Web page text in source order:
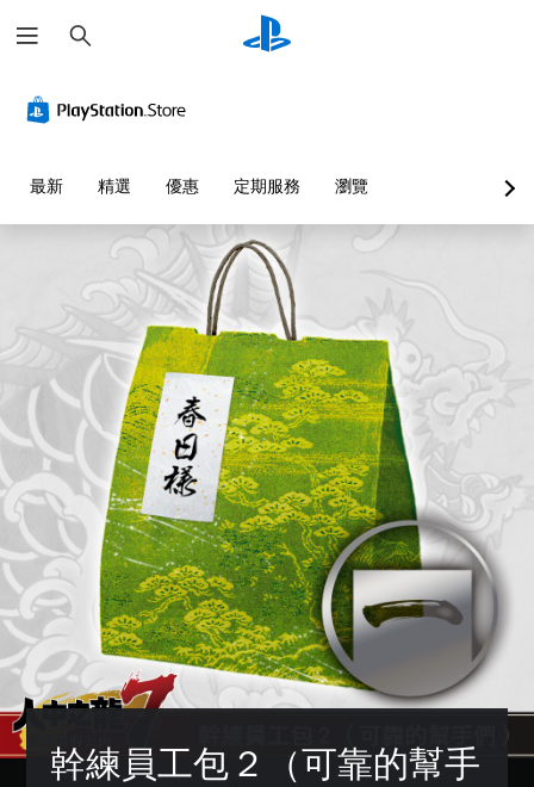
尋
最新 精選 優惠 定期服務 瀏覽
幹練員工包２（可靠的幫手